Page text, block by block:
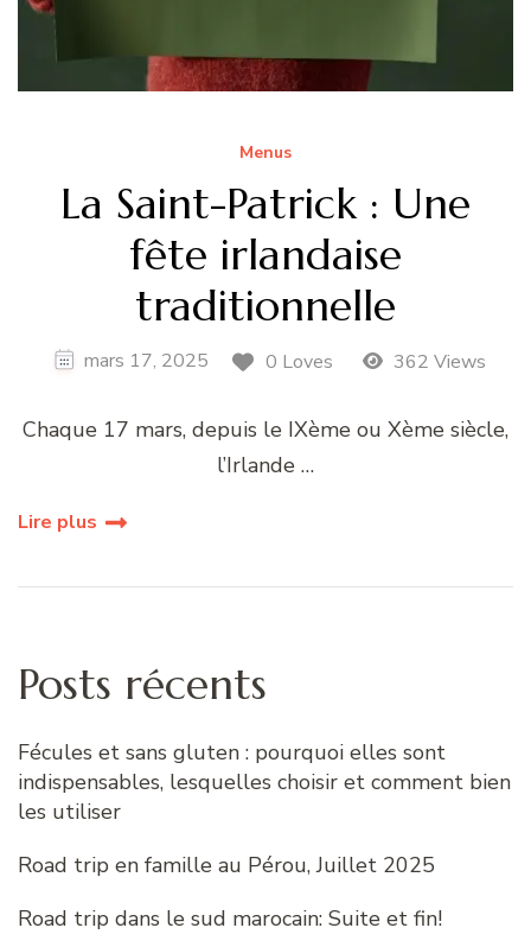
Menus
La Saint-Patrick : Une
fête irlandaise
traditionnelle
mars 17, 2025 0 Loves 362 Views
Chaque 17 mars, depuis le IXème ou Xème siècle,
l’Irlande …
Lire plus
Posts récents
Fécules et sans gluten : pourquoi elles sont
indispensables, lesquelles choisir et comment bien
les utiliser
Road trip en famille au Pérou, Juillet 2025
Road trip dans le sud marocain: Suite et fin!